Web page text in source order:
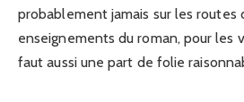
probablement jamais sur les routes
enseignements du roman, pour les
faut aussi une part de folie